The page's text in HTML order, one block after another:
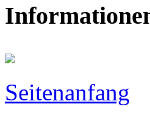
Seitenanfang